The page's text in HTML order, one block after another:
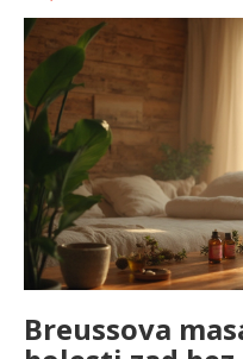
tělo i mysl. Prozradíme, jak
hlídat při návštěvě salonu.
relaxace, tu najde jasné
Breussova